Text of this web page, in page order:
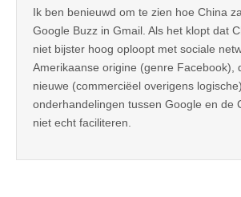
Ik ben benieuwd om te zien hoe China
Google Buzz in Gmail. Als het klopt dat
niet bijster hoog oploopt met sociale
Amerikaanse origine (genre Facebook),
nieuwe (commerciëel overigens
onderhandelingen tussen Google en de
niet echt faciliteren.